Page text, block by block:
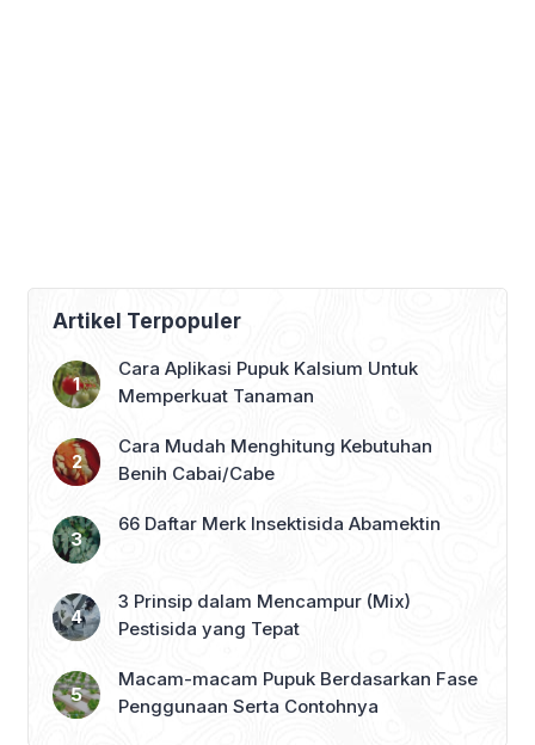
Artikel Terpopuler
Cara Aplikasi Pupuk Kalsium Untuk
Memperkuat Tanaman
Cara Mudah Menghitung Kebutuhan
Benih Cabai/Cabe
66 Daftar Merk Insektisida Abamektin
3 Prinsip dalam Mencampur (Mix)
Pestisida yang Tepat
Macam-macam Pupuk Berdasarkan Fase
Penggunaan Serta Contohnya